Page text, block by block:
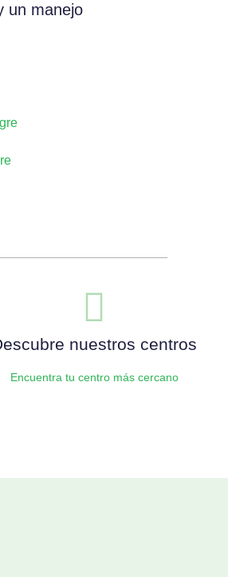
un manejo
nuestros centros
Encuentra tu centro más cercano